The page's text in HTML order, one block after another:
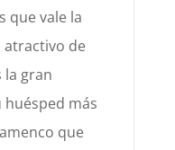
que vale la
atractivo de
la gran
huésped más
que